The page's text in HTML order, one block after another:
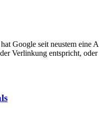
Google seit neustem
Verlinkung entspricht,